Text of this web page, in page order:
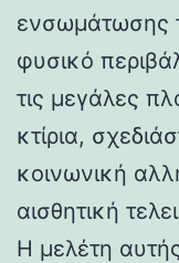
ενσωμάτωσης
φυσικό
τις μεγάλες
κτίρια,
κοινωνική
αισθητική
Η μελέτη